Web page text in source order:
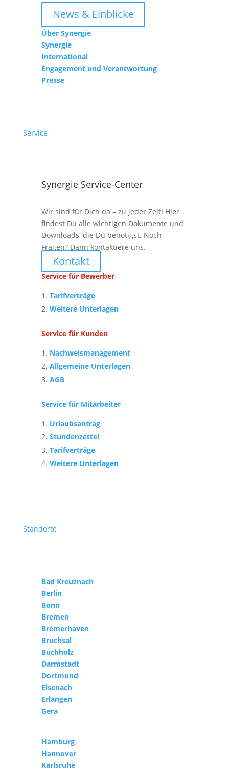
News & Einblicke
Über Synergie
Synergie
International
Engagement und Verantwortung
Presse
Service
Synergie Service-Center
Wir sind für Dich da – zu jeder Zeit! Hier
findest Du alle wichtigen Dokumente und
Downloads, die Du benötigst. Noch
Fragen? Dann kontaktiere uns.
Kontakt
Service für Bewerber
Tarifverträge
Weitere Unterlagen
Service für Kunden
Nachweismanagement
Allgemeine Unterlagen
AGB
Service für Mitarbeiter
Urlaubsantrag
Stundenzettel
Tarifverträge
Weitere Unterlagen
Standorte
Bad Kreuznach
Berlin
Bonn
Bremen
Bremerhaven
Bruchsal
Buchholz
Darmstadt
Dortmund
Eisenach
Erlangen
Gera
Hamburg
Hannover
Karlsruhe